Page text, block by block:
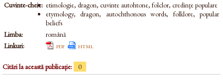
Cuvinte-cheie: etimologie, dragon, cuvinte autohtone, folclor, credinţe populare
etymology, dragon, autochthonous words, folklore, popular
beliefs
Limba:
română
Linkuri:
pdf html
Citări la această publicație: 0